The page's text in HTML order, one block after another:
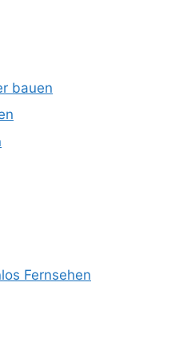
bauen
Fernsehen